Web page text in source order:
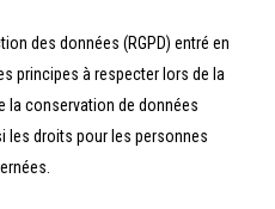
des données (RGPD) entré en
principes à respecter lors de la
la conservation de données
les droits pour les personnes